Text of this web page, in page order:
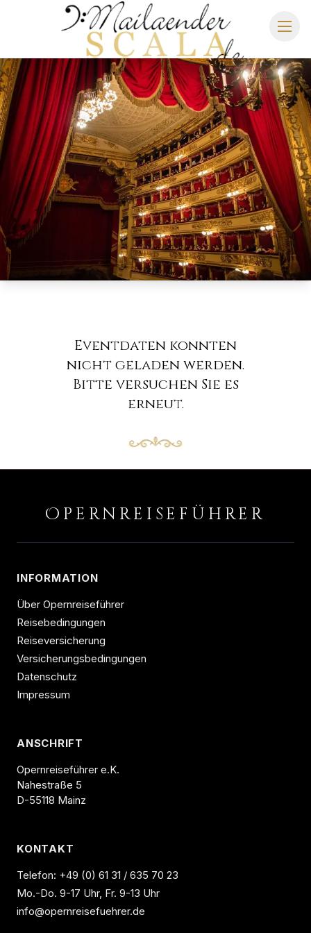
MAILÄNDER SCALA
SPIELPLAN 2026/2027
SITZPLAN HOTELS
Eventdaten konnten
nicht geladen werden.
Bitte versuchen Sie es
erneut.
O PERNREISEFÜHRER
INFORMATION
Über Opernreiseführer
Reisebedingungen
Reiseversicherung
Versicherungsbedingungen
Datenschutz
Impressum
ANSCHRIFT
Opernreiseführer e.K.
Nahestraße 5
D-55118 Mainz
KONTAKT
Telefon: +49 (0) 61 31 / 635 70 23
Mo.-Do. 9-17 Uhr, Fr. 9-13 Uhr
info@opernreisefuehrer.de